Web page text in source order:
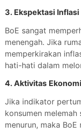
3. Ekspektasi Inflasi
BoE sangat
menengah. Jika
memperkirakan
hati-hati dalam
4. Aktivitas Ekonomi
Jika indikator
konsumen
menurun, maka